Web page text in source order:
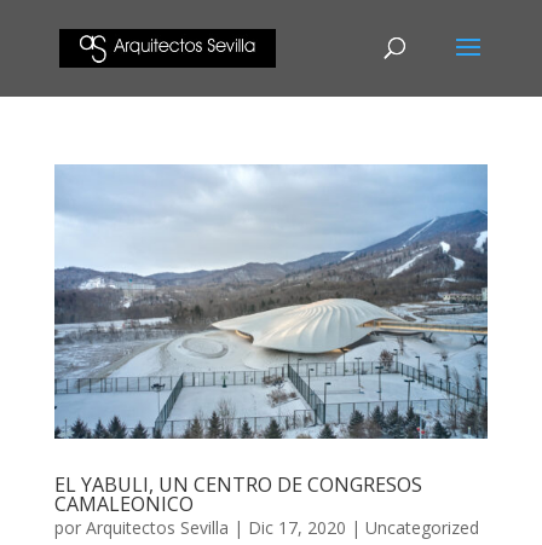
EL YABULI, UN CENTRO DE CONGRESOS
CAMALEONICO
por Arquitectos Sevilla | Dic 17, 2020 | Uncategorized